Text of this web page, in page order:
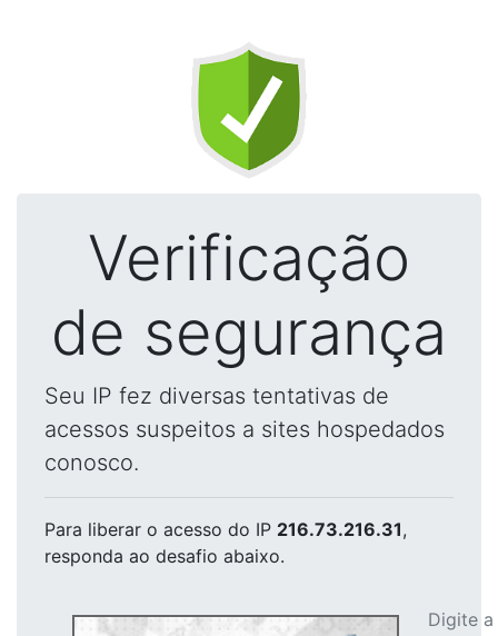
Verificação
de segurança
Seu IP fez diversas tentativas de
acessos suspeitos a sites hospedados
conosco.
Para liberar o acesso do IP 216.73.216.31,
responda ao desafio abaixo.
Digite